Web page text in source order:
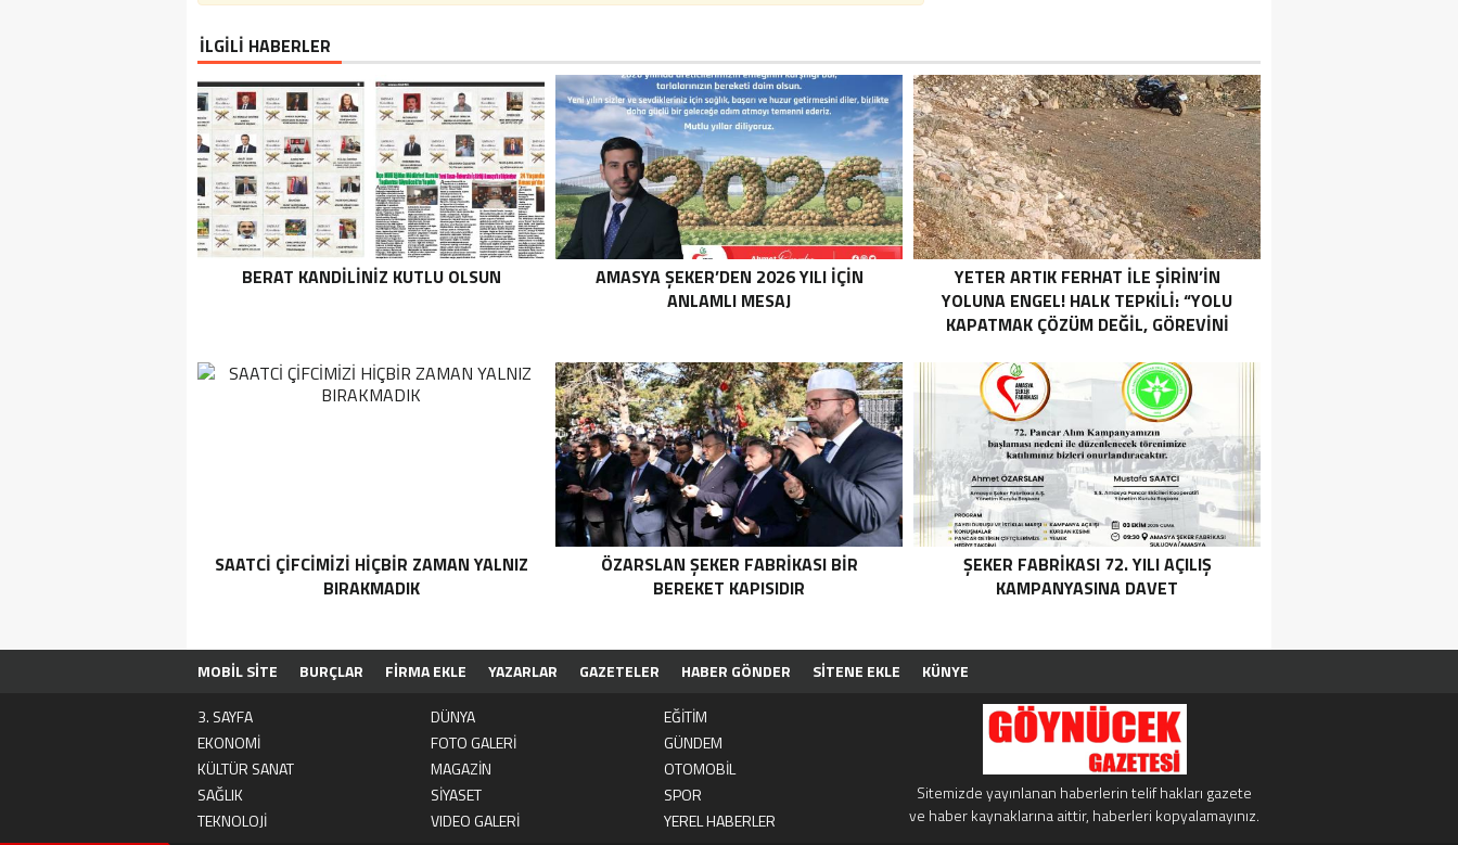
İLGİLİ HABERLER
BERAT KANDİLİNİZ KUTLU OLSUN
AMASYA ŞEKER’DEN 2026 YILI İÇİN
ANLAMLI MESAJ
YETER ARTIK FERHAT İLE ŞİRİN’İN
YOLUNA ENGEL! HALK TEPKİLİ: “YOLU
KAPATMAK ÇÖZÜM DEĞİL, GÖREVİNİ
SAATCİ ÇİFCİMİZİ HİÇBİR ZAMAN YALNIZ
BIRAKMADIK
ÖZARSLAN ŞEKER FABRİKASI BİR
BEREKET KAPISIDIR
ŞEKER FABRİKASI 72. YILI AÇILIŞ
KAMPANYASINA DAVET
MOBİL SİTE BURÇLAR FİRMA EKLE YAZARLAR GAZETELER HABER GÖNDER SİTENE EKLE
KÜNYE
3. SAYFA
DÜNYA
EĞİTİM
EKONOMİ
FOTO GALERİ
GÜNDEM
KÜLTÜR SANAT
MAGAZİN
OTOMOBİL
SAĞLIK
SİYASET
SPOR
TEKNOLOJİ
VIDEO GALERİ YEREL HABERLER
Sitemizde yayınlanan haberlerin telif hakları gazete
ve haber kaynaklarına aittir, haberleri kopyalamayınız.